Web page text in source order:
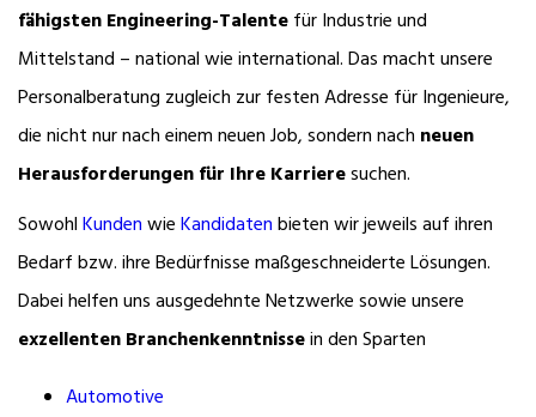
fähigsten Engineering-Talentefür Industrie und
Mittelstand – national wie international. Das macht unsere
Personalberatung zugleich zur festen Adresse für Ingenieure,
die nicht nur nach einem neuen Job, sondern nach neuen
Herausforderungen für Ihre Karrieresuchen.
SowohlKundenwieKandidatenbieten wir jeweils auf ihren
Bedarf bzw. ihre Bedürfnisse maßgeschneiderte Lösungen.
Dabei helfen uns ausgedehnte Netzwerke sowie unsere
exzellenten Branchenkenntnissein den Sparten
Automotive